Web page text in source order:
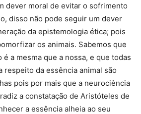
dever moral de evitar o sofrimento
disso não pode seguir um dever
da epistemologia ética; pois
os animais. Sabemos que
é a mesma que a nossa, e que todas
respeito da essência animal são
pois por mais que a neurociência
a constatação de Aristóteles de
a essência alheia ao seu